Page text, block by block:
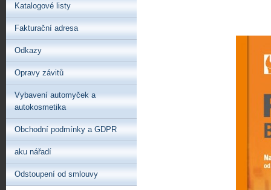
Katalogové listy
Fakturační adresa
Odkazy
Opravy závitů
Vybavení automyček a
autokosmetika
Obchodní podmínky a GDPR
aku nářadí
Odstoupení od smlouvy